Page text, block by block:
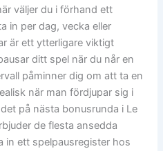
väljer du i förhand ett
in per dag, vecka eller
är ett ytterligare viktigt
ditt spel när du når en
påminner dig om att ta en
när man fördjupar sig i
på nästa bonusrunda i Le
de flesta ansedda
in ett spelpausregister hos